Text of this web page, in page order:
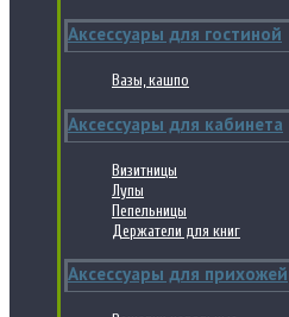
Аксессуары для гостиной
Вазы, кашпо
Аксессуары для кабинета
Визитницы
Лупы
Пепельницы
Держатели для книг
Аксессуары для прихожей